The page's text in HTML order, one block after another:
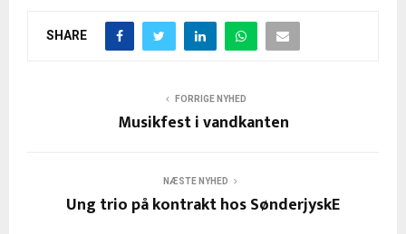
SHARE
FORRIGE NYHED
Musikfest i vandkanten
NÆSTE NYHED
Ung trio på kontrakt hos SønderjyskE